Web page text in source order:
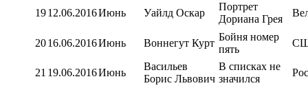
1912.06.2016Июнь Уайлд Оскар
Портрет
Дориана Грея
2016.06.2016Июнь Воннегут Курт
Бойня номер
пять
21 19.06.2016Июнь
Васильев
Борис Львович
В списках не
значился